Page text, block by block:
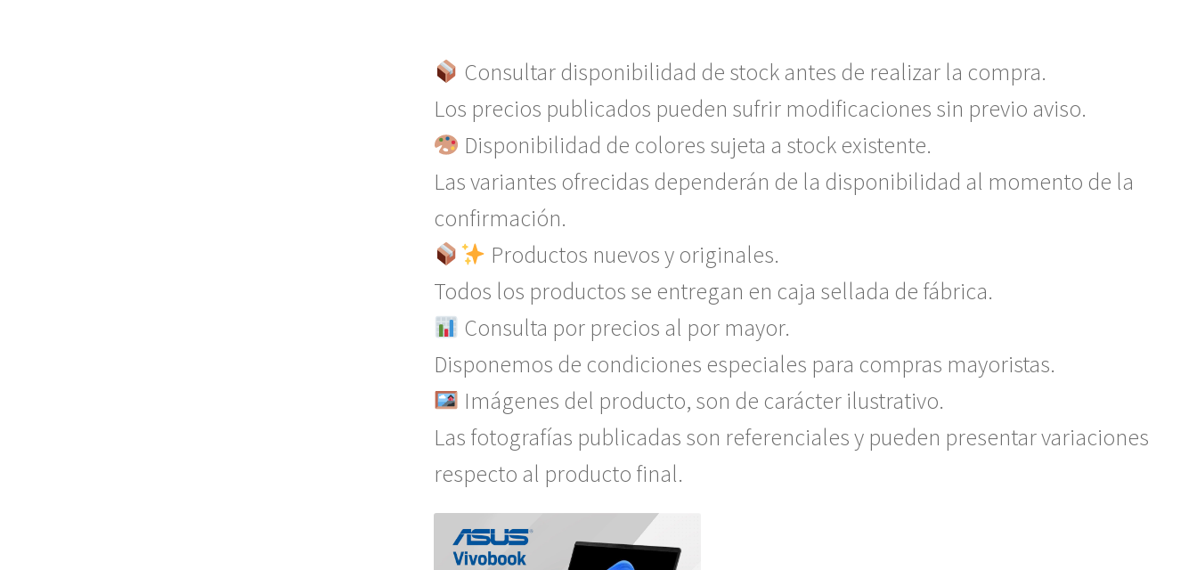
Consultar disponibilidad de stock antes de realizar la compra.
Los precios publicados pueden sufrir modificaciones sin previo aviso.
Disponibilidad de colores sujeta a stock existente.
Las variantes ofrecidas dependerán de la disponibilidad al momento de la
confirmación.
Productos nuevos y originales.
Todos los productos se entregan en caja sellada de fábrica.
Consulta por precios al por mayor.
Disponemos de condiciones especiales para compras mayoristas.
Imágenes del producto, son de carácter ilustrativo.
Las fotografías publicadas son referenciales y pueden presentar variaciones
respecto al producto final.